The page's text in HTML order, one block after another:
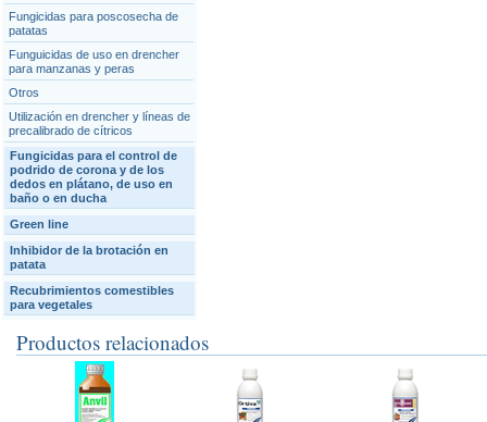
Fungicidas para poscosecha de
patatas
Funguicidas de uso en drencher
para manzanas y peras
Otros
Utilización en drencher y líneas de
precalibrado de cítricos
Fungicidas para el control de
podrido de corona y de los
dedos en plátano, de uso en
baño o en ducha
Green line
Inhibidor de la brotación en
patata
Recubrimientos comestibles
para vegetales
Productos relacionados